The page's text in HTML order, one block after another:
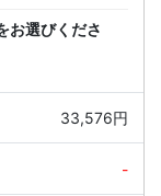
お選びくださ
33,576円
-